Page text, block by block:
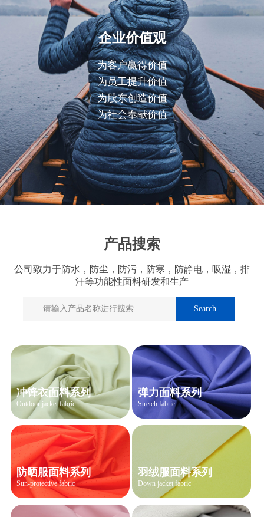
产品搜索
公司致力于防水，防尘，防污，防寒，防静电，吸湿，排
汗等功能性面料研发和生产
冲锋衣面料系列
Outdoor jacket fabric
弹力面料系列
Stretch fabric
防晒服面料系列
Sun-protective fabric
羽绒服面料系列
Down jacket fabric